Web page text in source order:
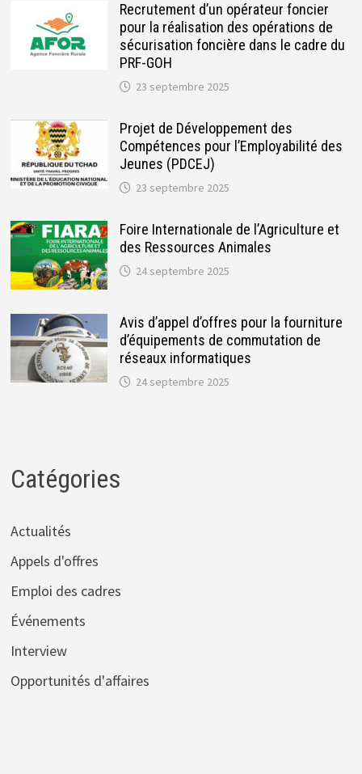
Recrutement d’un opérateur foncier
pour la réalisation des opérations de
sécurisation foncière dans le cadre du
PRF-GOH
23 septembre 2025
Projet de Développement des
Compétences pour l’Employabilité des
Jeunes (PDCEJ)
23 septembre 2025
Foire Internationale de l’Agriculture et
des Ressources Animales
24 septembre 2025
Avis d’appel d’offres pour la fourniture
d’équipements de commutation de
réseaux informatiques
24 septembre 2025
Catégories
Actualités
Appels d'offres
Emploi des cadres
Événements
Interview
Opportunités d'affaires